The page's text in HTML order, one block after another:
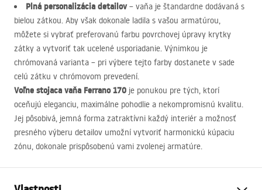
Plná personalizácia detailov– vaňa je štandardne dodávaná s
bielou zátkou. Aby však dokonale ladila s vašou armatúrou,
môžete si vybrať preferovanú farbu povrchovej úpravy krytky
zátky a vytvoriť tak ucelené usporiadanie. Výnimkou je
chrómovaná varianta – pri výbere tejto farby dostanete v sade
celú zátku v chrómovom prevedení.
Voľne stojaca vaňa Ferrano 170 je ponukou pre tých, ktorí
oceňujú eleganciu, maximálne pohodlie a nekompromisnú kvalitu.
Jej pôsobivá, jemná forma zatraktívni každý interiér a možnosť
presného výberu detailov umožní vytvoriť harmonickú kúpaciu
zónu, dokonale prispôsobenú vami zvolenej armatúre.